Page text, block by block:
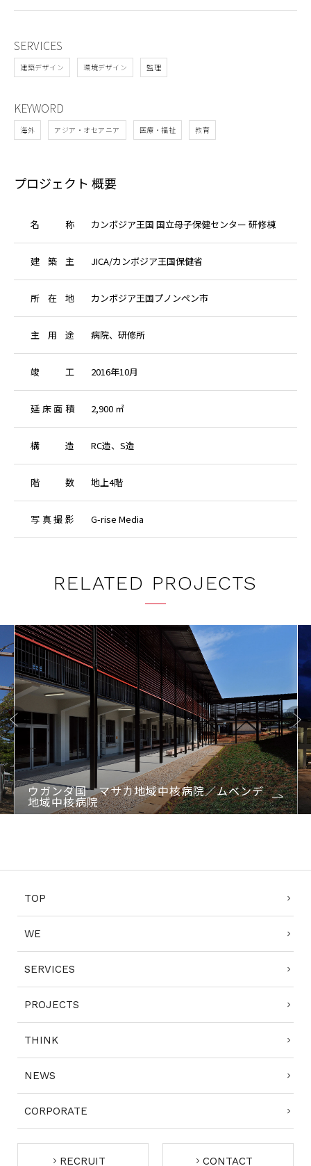
SERVICES
建築デザイン 環境デザイン 監理
KEYWORD
海外 アジア・オセアニア 医療・福祉 教育
プロジェクト 概要
名 称 カンボジア王国 国立母子保健センター 研修棟
建 築 主 JICA/カンボジア王国保健省
所 在 地 カンボジア王国プノンペン市
主 用 途 病院、研修所
竣 工 2016年10月
延 床 面 積 2,900 ㎡
構 造 RC造、S造
階 数 地上4階
写 真撮 影 G-rise Media
RELATED PROJECTS
Previo
us
ウガンダ国 マサカ地域中核病院／ムベンデ
地域中核病院
Next
TOP
WE
SERVICES
PROJECTS
THINK
NEWS
CORPORATE
RECRUIT CONTACT